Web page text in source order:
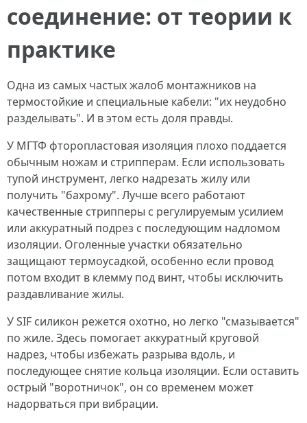
соединение: от теории к
практике
Одна из самых частых жалоб монтажников на
термостойкие и специальные кабели: "их неудобно
разделывать". И в этом есть доля правды.
У МГТФ фторопластовая изоляция плохо поддается
обычным ножам и стрипперам. Если использовать
тупой инструмент, легко надрезать жилу или
получить "бахрому". Лучше всего работают
качественные стрипперы с регулируемым усилием
или аккуратный подрез с последующим надломом
изоляции. Оголенные участки обязательно
защищают термоусадкой, особенно если провод
потом входит в клемму под винт, чтобы исключить
раздавливание жилы.
У SIF силикон режется охотно, но легко "смазывается"
по жиле. Здесь помогает аккуратный круговой
надрез, чтобы избежать разрыва вдоль, и
последующее снятие кольца изоляции. Если оставить
острый "воротничок", он со временем может
надорваться при вибрации.